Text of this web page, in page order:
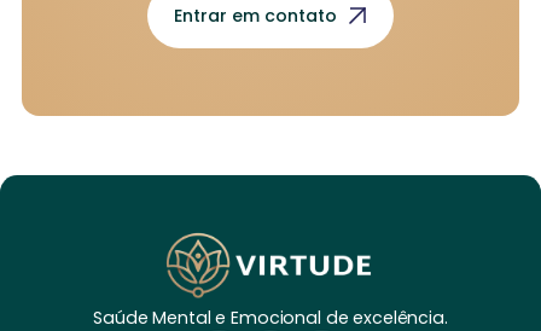
Entrar em contato
Saúde Mental e Emocional de excelência.